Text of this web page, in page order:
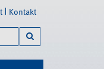
Kontakt